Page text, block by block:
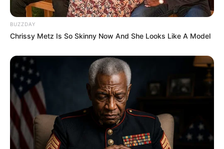
BUZZDAY
Chrissy Metz Is So Skinny Now And She Looks Like A Model